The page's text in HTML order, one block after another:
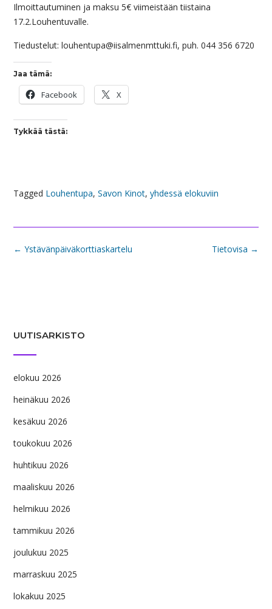
Ilmoittautuminen ja maksu 5€ viimeistään tiistaina
17.2.Louhentuvalle.
Tiedustelut: louhentupa@iisalmenmttuki.fi, puh. 044 356 6720
Jaa tämä:
Facebook X
Tykkää tästä:
Tagged Louhentupa, Savon Kinot, yhdessä elokuviin
Post
Tietovisa →
← Ystävänpäiväkorttiaskartelu
UUTISARKISTO
elokuu 2026
heinäkuu 2026
kesäkuu 2026
toukokuu 2026
huhtikuu 2026
maaliskuu 2026
helmikuu 2026
tammikuu 2026
joulukuu 2025
marraskuu 2025
lokakuu 2025